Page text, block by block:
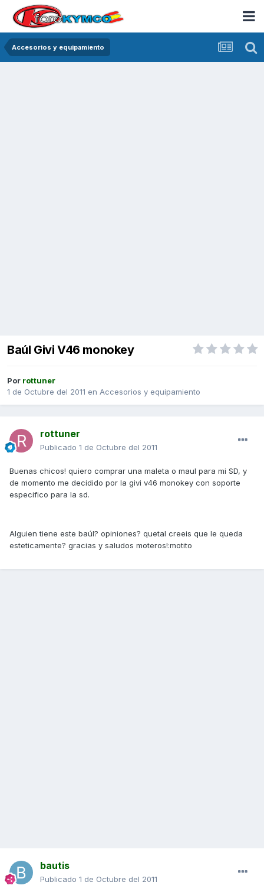
Accesorios y equipamiento
Baúl Givi V46 monokey
Por rottuner
1 de Octubre del 2011 en Accesorios y equipamiento
rottuner
Publicado 1 de Octubre del 2011
Buenas chicos! quiero comprar una maleta o maul para mi SD, y
de momento me decidido por la givi v46 monokey con soporte
especifico para la sd.
Alguien tiene este baúl? opiniones? quetal creeis que le queda
esteticamente? gracias y saludos moteros!:motito
bautis
Publicado 1 de Octubre del 2011